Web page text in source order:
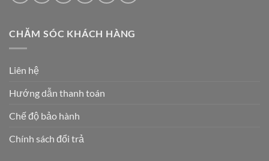
CHĂM SÓC KHÁCH HÀNG
Liên hệ
Hướng dẫn thanh toán
Chế độ bảo hành
Chính sách đổi trả